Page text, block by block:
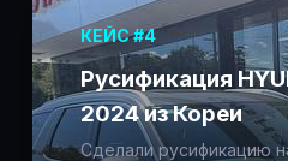
КЕЙС #4
Русификация
2024 из Кореи
Сделали русификацию